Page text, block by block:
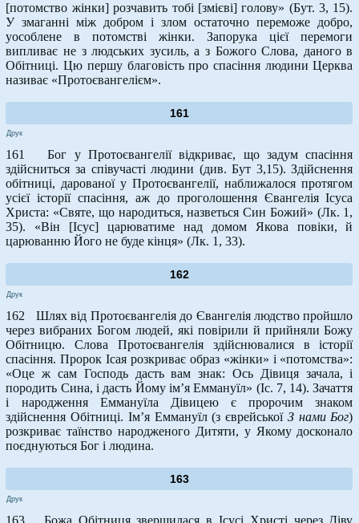
[потомство жінки] розчавить тобі [змієві] голову» (Бут. 3, 15).
У змаганні між добром і злом остаточно переможе добро,
уособлене в потомстві жінки. Запорука цієї перемоги
випливає не з людських зусиль, а з Божого Слова, даного в
Обітниці. Цю першу благовість про спасіння людини Церква
називає «Протоєвангелієм».
161
Друк
161 Бог у Протоєвангелії відкриває, що задум спасіння
здійсниться за співучасті людини (див. Бут 3,15). Здійснення
обітниці, дарованої у Протоєвангелії, наближалося протягом
усієї історії спасіння, аж до проголошення Євангелія Ісуса
Христа: «Святе, що народиться, назветься Син Божий» (Лк. 1,
35). «Він [Ісус] царюватиме над домом Якова повіки, й
царюванню Його не буде кінця» (Лк. 1, 33).
162
Друк
162 Шлях від Протоєвангелія до Євангелія людство пройшло
через вибраних Богом людей, які повірили й прийняли Божу
Обітницю. Слова Протоєвангелія здійснювалися в історії
спасіння. Пророк Ісая розкриває образ «жінки» і «потомства»:
«Оце ж сам Господь дасть вам знак: Ось Дівиця зачала, і
породить Сина, і дасть Йому ім’я Еммануїл» (Іс. 7, 14). Зачаття
і народження Еммануїла Дівицею є пророчим знаком
здійснення Обітниці. Ім’я Еммануїл (з єврейської З нами Бог)
розкриває таїнство народженого Дитяти, у Якому досконало
поєднуються Бог і людина.
163
Друк
163 Божа Обітниця звершилася в Ісусі Христі через Діву